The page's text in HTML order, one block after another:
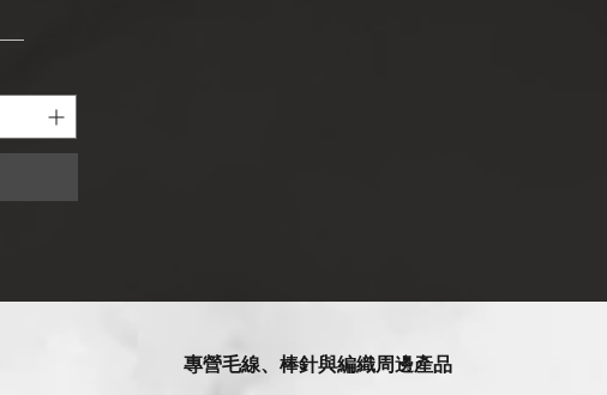
專營毛線、棒針與編織周邊產品